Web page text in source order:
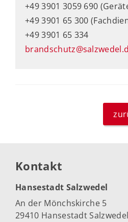
+49 3901 3059 690
+49 3901 65 300
+49 3901 65 334
Kontakt
Hansestadt Salzwedel
An der Mönchskirche 5
29410 Hansestadt Salzwedel